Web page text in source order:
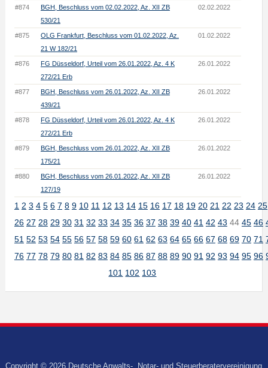
#874
BGH, Beschluss vom 02.02.2022, Az. XII ZB
530/21
02.02.2022
#875
OLG Frankfurt, Beschluss vom 01.02.2022, Az.
21 W 182/21
01.02.2022
#876
FG Düsseldorf, Urteil vom 26.01.2022, Az. 4 K
272/21 Erb
26.01.2022
#877
BGH, Beschluss vom 26.01.2022, Az. XII ZB
439/21
26.01.2022
#878
FG Düsseldorf, Urteil vom 26.01.2022, Az. 4 K
272/21 Erb
26.01.2022
#879
BGH, Beschluss vom 26.01.2022, Az. XII ZB
175/21
26.01.2022
#880
BGH, Beschluss vom 26.01.2022, Az. XII ZB
127/19
26.01.2022
1 2 3 4 5 6 7 8 9 10 11 12 13 14 15 16 17 18 19 20 21 22 23 24 25
26 27 28 29 30 31 32 33 34 35 36 37 38 39 40 41 42 43 44 45 46
51 52 53 54 55 56 57 58 59 60 61 62 63 64 65 66 67 68 69 70 71
76 77 78 79 80 81 82 83 84 85 86 87 88 89 90 91 92 93 94 95 96
101 102 103
Copyright © 2026 Deutsche Anwalts-, Notar- und Steuerberatervereinigung